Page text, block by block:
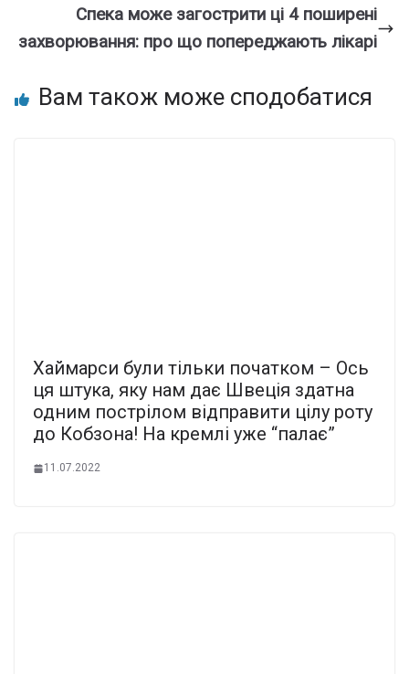
Спека може загострити ці 4 поширені
захворювання: про що попереджають лікарі
Вам також може сподобатися
Хаймарси були тільки початком – Ось
ця штука, яку нам дає Швеція здатна
одним пострілом відправити цілу роту
до Кобзона! На кремлі уже “палає”
11.07.2022